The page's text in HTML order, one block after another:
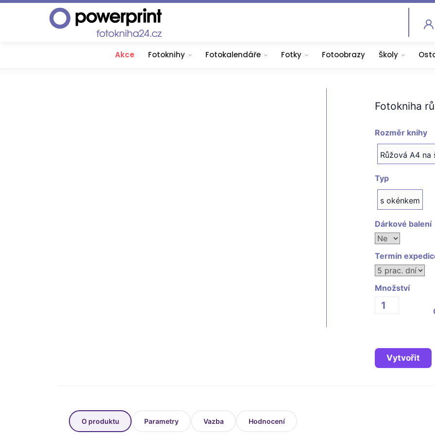
Akce Fotoknihy Fotokalendáře Fotky Fotoobrazy Školy
Fotokniha
Rozměr knihy
Růžová A4 na
Typ
s okénkem
Dárkové balení
Termín
Množství
Vytvořit
O produktu Parametry Vazba Hodnocení